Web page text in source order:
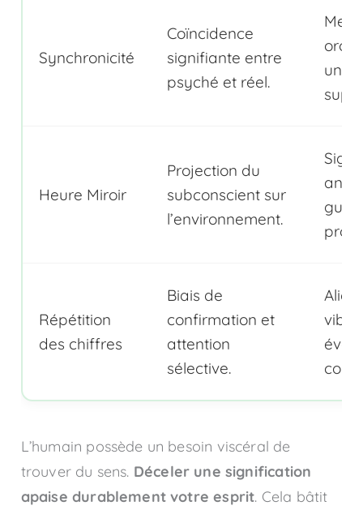
Synchronicité
Coïncidence
signifiante entre
psyché et réel.
une
Heure Miroir
Projection du
subconscient sur
l’environnement.
Signe
Répétition
des chiffres
Biais de
confirmation et
attention
sélective.
éveil
L’humain possède un besoin viscéral de
trouver du sens. Déceler une signification
apaise durablement votre esprit. Cela bâtit